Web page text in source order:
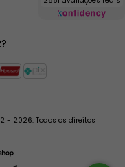
- 2026. Todos os direitos